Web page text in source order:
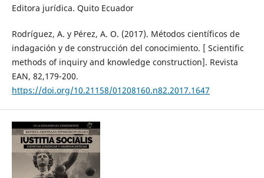
Editora jurídica. Quito Ecuador
Rodríguez, A. y Pérez, A. O. (2017). Métodos científicos de
indagación y de construcción del conocimiento. [ Scientific
methods of inquiry and knowledge construction]. Revista
EAN, 82,179-200.
https://doi.org/10.21158/01208160.n82.2017.1647